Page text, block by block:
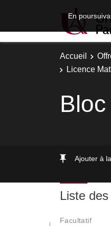
En
Accueil
Licence
Ajouter à
Liste
Facultatif